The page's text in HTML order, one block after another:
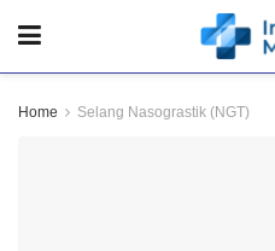
Home Selang Nasograstik (NGT)